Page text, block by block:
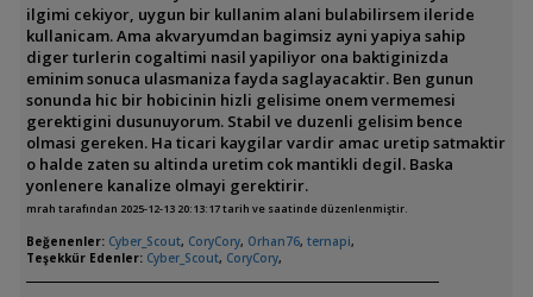
ilgimi cekiyor, uygun bir kullanim alani bulabilirsem ileride
kullanicam. Ama akvaryumdan bagimsiz ayni yapiya sahip
diger turlerin cogaltimi nasil yapiliyor ona baktiginizda
eminim sonuca ulasmaniza fayda saglayacaktir. Ben gunun
sonunda hic bir hobicinin hizli gelisime onem vermemesi
gerektigini dusunuyorum. Stabil ve duzenli gelisim bence
olmasi gereken. Ha ticari kaygilar vardir amac uretip satmaktir
o halde zaten su altinda uretim cok mantikli degil. Baska
yonlenere kanalize olmayi gerektirir.
mrah tarafından 2025-12-13 20:13:17 tarih ve saatinde düzenlenmiştir.
Beğenenler: Cyber_Scout, CoryCory, Orhan76, ternapi,
Teşekkür Edenler: Cyber_Scout, CoryCory,